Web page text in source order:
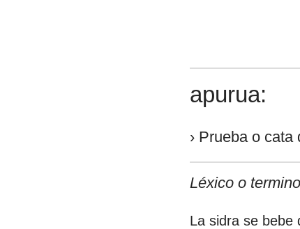
apurua:
› Prueba o
Léxico o
La sidra se bebe